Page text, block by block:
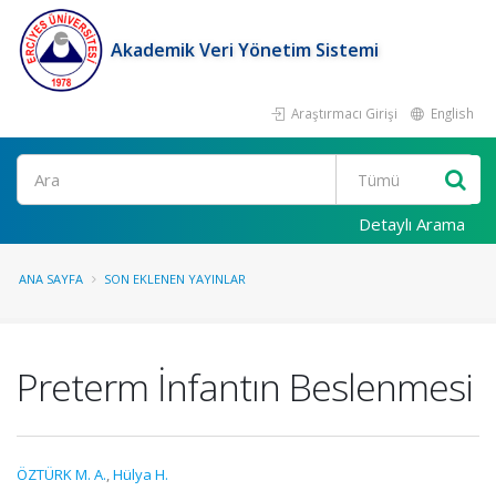
Akademik Veri Yönetim Sistemi
Araştırmacı Girişi English
Ara
Detaylı Arama
ANA SAYFA SON EKLENEN YAYINLAR
Preterm İnfantın Beslenmesi
ÖZTÜRK M. A.,Hülya H.